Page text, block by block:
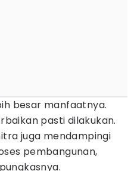
besar manfaatnya.
pasti dilakukan.
juga mendampingi
pembangunan,